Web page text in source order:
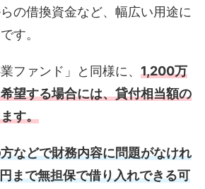
の借換資金など、幅広い用途に
す。
ファンド」と同様に、 1,200万
望する場合には、貸付相当額の
す。
などで財務内容に問題がなけれ
まで無担保で借り入れできる可